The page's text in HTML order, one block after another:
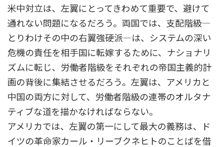
米中対立は、左翼にとってきわめて重要で、避けて
通れない問題になるだろう。両国では、支配階級―
とりわけその中の右翼強硬派―は、システムの深い
危機の責任を相手国に転嫁するために、ナショナリ
ズムに転じ、労働者階級をそれぞれの帝国主義的計
画の背後に集結させるだろう。左翼は、アメリカと
中国の両方に対して、労働者階級の連帯のオルタナ
ティブな道を描かなければならない。
アメリカでは、左翼の第一にして最大の義務は、ド
イツの革命家カール・リーブクネヒトのことばを借